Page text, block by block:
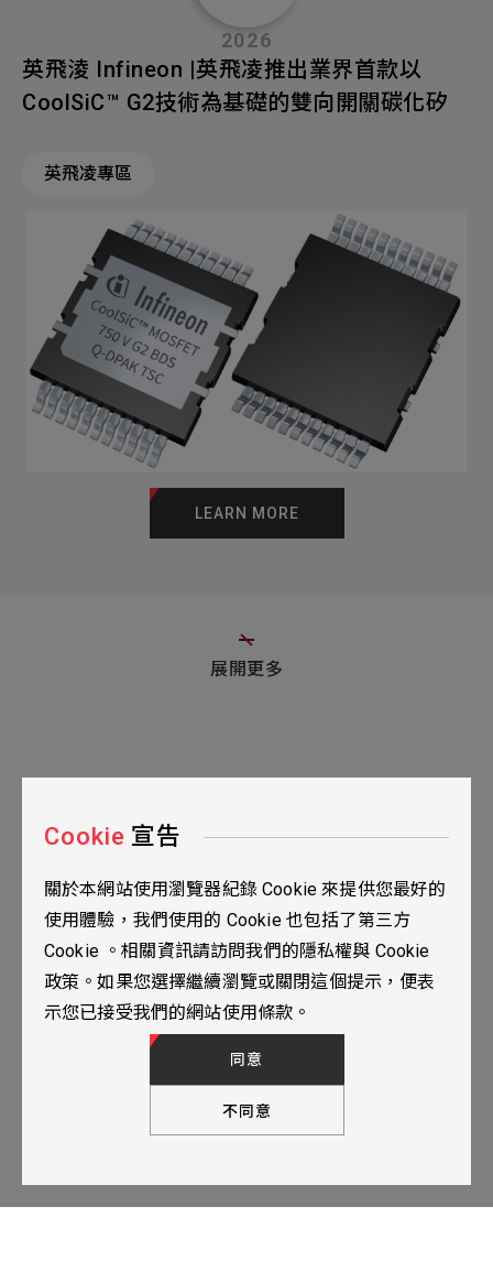
2026
英飛淩 Infineon |英飛凌推出業界首款以
CoolSiC™ G2技術為基礎的雙向開關碳化矽
英飛凌專區
LEARN MORE
展開更多
台北市115南港區三重路19之2號九樓
02-2655-0077
02-2655-0666
TOP
人才招募 隱私權政策
© 2024 YUBANTEC. All Rights Reserved. Designed by
Cookie 宣告
關於本網站使用瀏覽器紀錄 Cookie 來提供您最好的
使用體驗，我們使用的 Cookie 也包括了第三方
Cookie 。相關資訊請訪問我們的隱私權與 Cookie
政策。如果您選擇繼續瀏覽或關閉這個提示，便表
示您已接受我們的網站使用條款。
不同意
同意